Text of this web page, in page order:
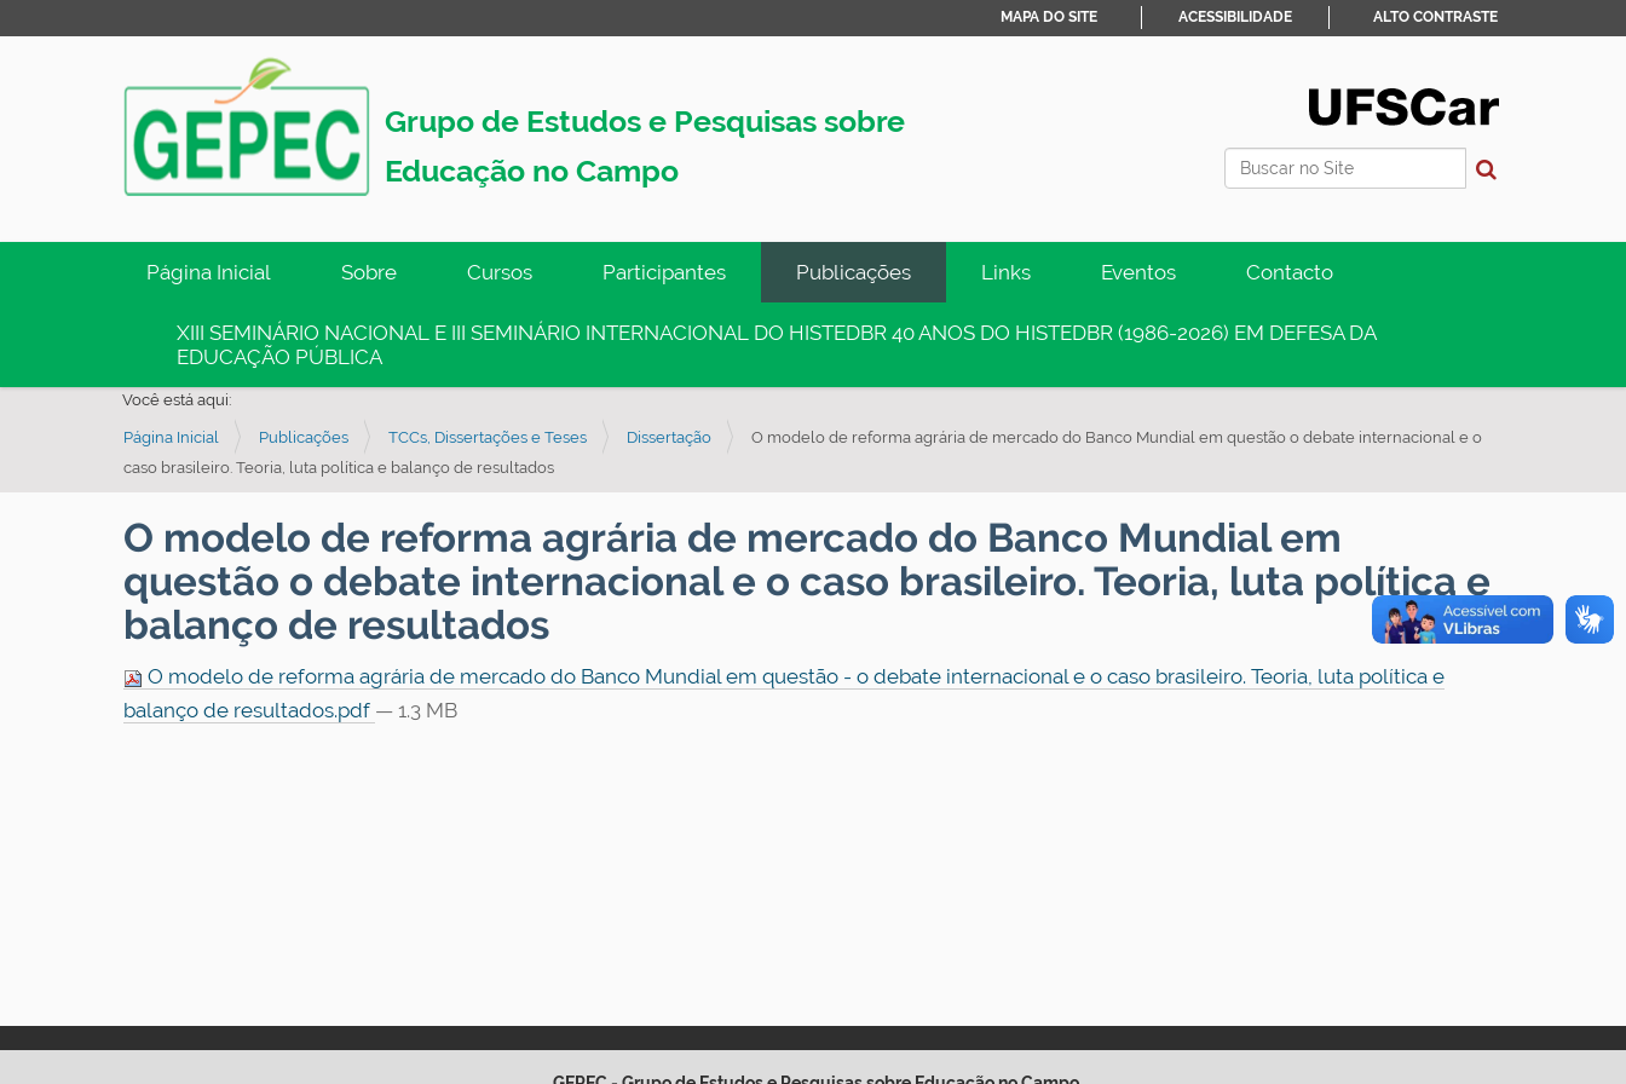
Grupo de Estudos e Pesquisas sobre
Educação no Campo
Busca
MAPA DO SITE ACESSIBILIDADE ALTO CONTRASTE
g
Página Inicial Sobre Cursos Participantes Publicações Links Eventos Contacto
XIII SEMINÁRIO NACIONAL E III SEMINÁRIO INTERNACIONAL DO HISTEDBR 40 ANOS DO HISTEDBR (1986-2026) EM DEFESA DA
EDUCAÇÃO PÚBLICA
Você está aqui:
Página Inicial Publicações TCCs, Dissertações e Teses Dissertação
O modelo de reforma agrária de mercado do Banco Mundial em questão o debate internacional e o
caso brasileiro. Teoria, luta política e balanço de resultados
O modelo de reforma agrária de mercado do Banco Mundial em
questão o debate internacional e o caso brasileiro. Teoria, luta política e
balanço de resultados
O modelo de reforma agrária de mercado do Banco Mundial em questão - o debate internacional e o caso brasileiro. Teoria, luta política e
balanço de resultados.pdf — 1.3 MB